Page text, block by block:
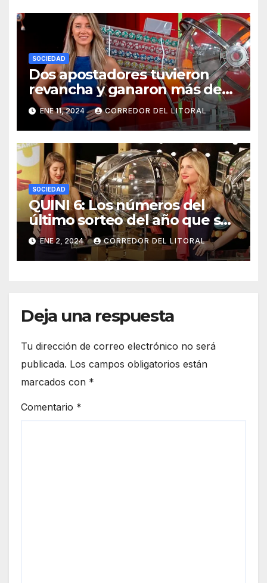
SOCIEDAD
Dos apostadores tuvieron
revancha y ganaron más de
$1.041.000.000 en el Quini 6
ENE 11, 2024 CORREDOR DEL LITORAL
SOCIEDAD
QUINI 6: Los números del
último sorteo del año que se
fue
ENE 2, 2024 CORREDOR DEL LITORAL
Deja una respuesta
Tu dirección de correo electrónico no será
publicada. Los campos obligatorios están
marcados con *
Comentario *